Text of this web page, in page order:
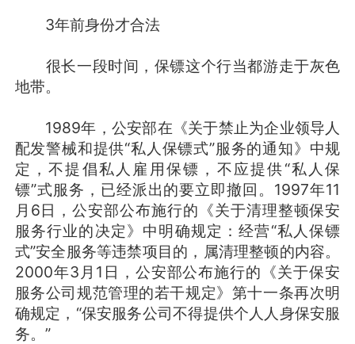
3年前身份才合法
很长一段时间，保镖这个行当都游走于灰色
地带。
1989年，公安部在《关于禁止为企业领导人
配发警械和提供“私人保镖式”服务的通知》中规
定，不提倡私人雇用保镖，不应提供“私人保
镖”式服务，已经派出的要立即撤回。1997年11
月6日，公安部公布施行的《关于清理整顿保安
服务行业的决定》中明确规定：经营“私人保镖
式”安全服务等违禁项目的，属清理整顿的内容。
2000年3月1日，公安部公布施行的《关于保安
服务公司规范管理的若干规定》第十一条再次明
确规定，“保安服务公司不得提供个人人身保安服
务。”